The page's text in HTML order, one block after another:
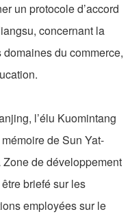
un protocole d’accord
concernant la
du commerce,
l’élu Kuomintang
de Sun Yat-
de développement
briefé sur les
employées sur le